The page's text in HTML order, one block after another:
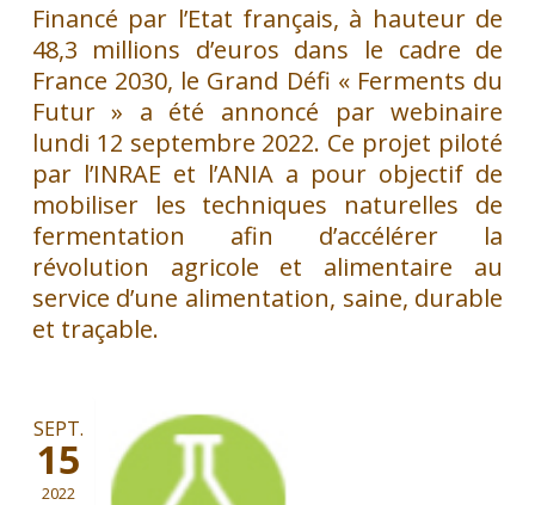
Financé par l’Etat français, à hauteur de
48,3 millions d’euros dans le cadre de
France 2030, le Grand Défi « Ferments du
Futur » a été annoncé par webinaire
lundi 12 septembre 2022. Ce projet piloté
par l’INRAE et l’ANIA a pour objectif de
mobiliser les techniques naturelles de
fermentation afin d’accélérer la
révolution agricole et alimentaire au
service d’une alimentation, saine, durable
et traçable.
SEPT.
15
2022